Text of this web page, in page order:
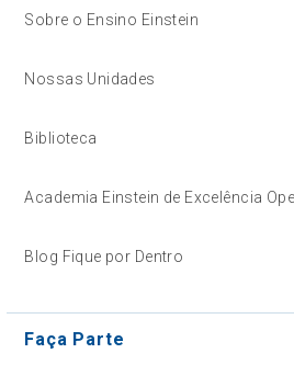
Sobre o Ensino Einstein
Nossas Unidades
Biblioteca
Academia Einstein de Excelência
Blog Fique por Dentro
Faça Parte